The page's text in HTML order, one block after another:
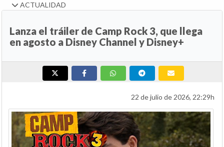
ACTUALIDAD
Lanza el tráiler de Camp Rock 3, que llega
en agosto a Disney Channel y Disney+
22 de julio de 2026, 22:29h